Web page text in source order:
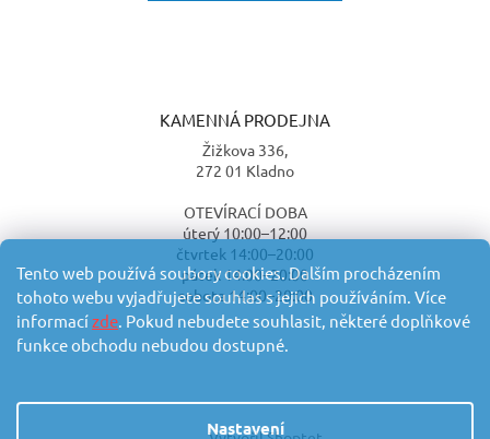
Tento web používá soubory cookies. Dalším procházením
tohoto webu vyjadřujete souhlas s jejich používáním. Více
informacízde. Pokud nebudete souhlasit, některé doplňkové
funkce obchodu nebudou dostupné.
Nastavení
KAMENNÁ PRODEJNA
Žižkova 336,
272 01 Kladno
OTEVÍRACÍ DOBA
úterý 10:00–12:00
čtvrtek 14:00–20:00
pátek 14:00–20:00
sobota 14:00–20:00